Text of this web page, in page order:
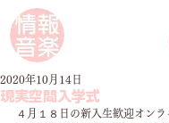
現実空間入学式
2020年10月14日
４月１８日の新入生歓迎オンラ